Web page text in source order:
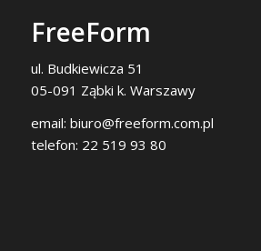
FreeForm
ul. Budkiewicza 51
05-091 Ząbki k. Warszawy
email: biuro@freeform.com.pl
telefon: 22 519 93 80